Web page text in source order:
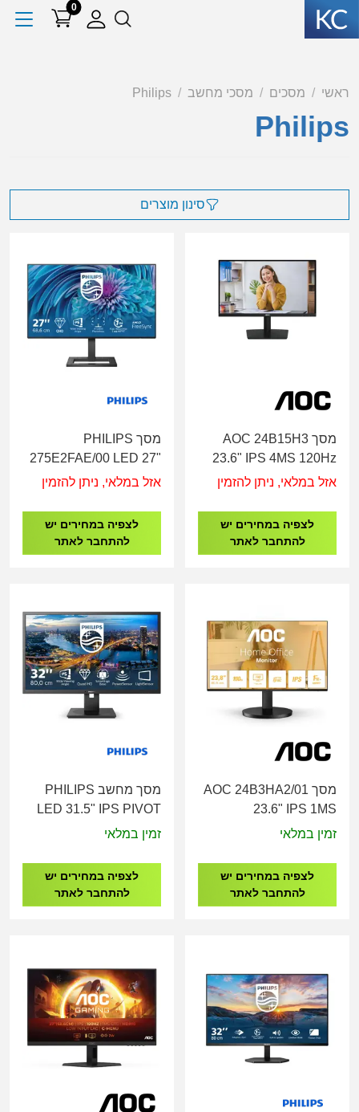
0
ראשי מסכים מסכי מחשב Philips
Philips
סינון מוצרים
מסך AOC 24B15H3
23.6" IPS 4MS 120Hz
VGA/HDMI
אזל במלאי, ניתן להזמין
לצפיה במחירים יש
להתחבר לאתר
מסך PHILIPS
275E2FAE/00 LED 27"
IPS 2K עם רגלית
אזל במלאי, ניתן להזמין
לצפיה במחירים יש
להתחבר לאתר
מסך AOC 24B3HA2/01
23.6" IPS 1MS
SPEAKER
זמין במלאי
לצפיה במחירים יש
להתחבר לאתר
מסך מחשב PHILIPS
LED 31.5" IPS PIVOT
QHD 325B1L/00
זמין במלאי
לצפיה במחירים יש
להתחבר לאתר